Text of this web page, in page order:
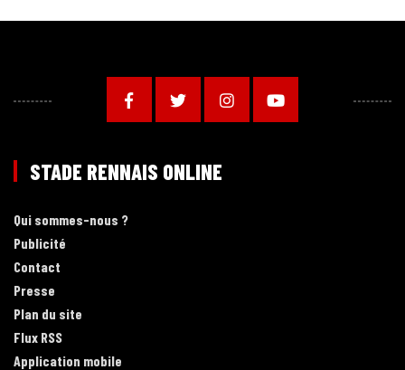
STADE RENNAIS ONLINE
Qui sommes-nous ?
Publicité
Contact
Presse
Plan du site
Flux RSS
Application mobile